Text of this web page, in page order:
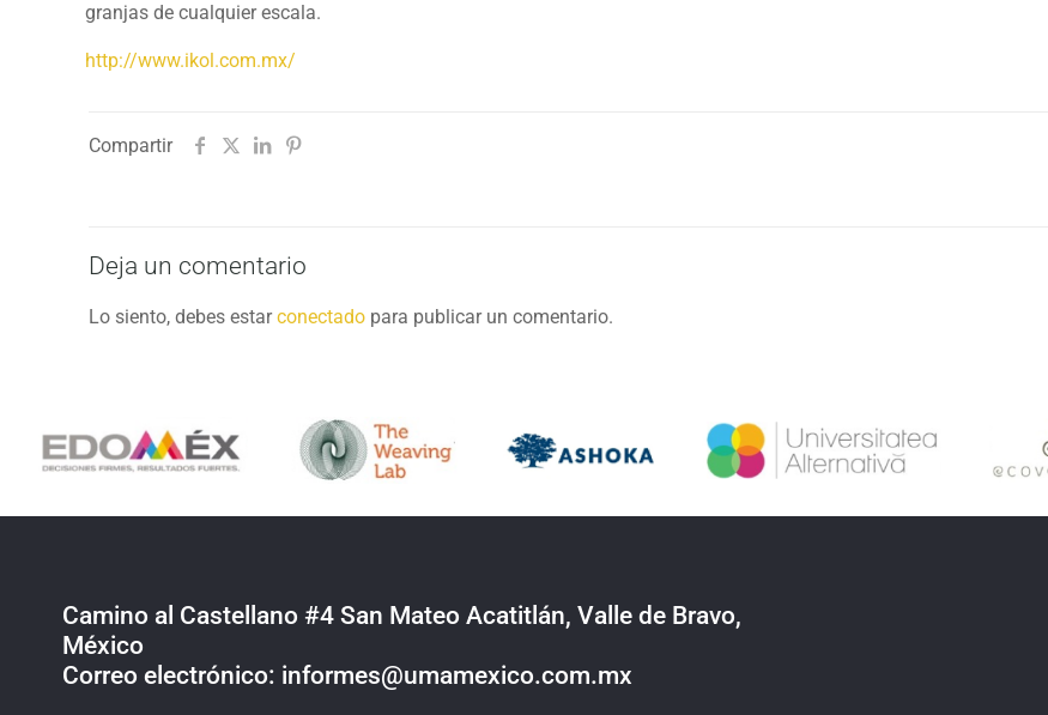
granjas de cualquier escala.
http://www.ikol.com.mx/
Compartir
Deja un comentario
Lo siento, debes estarconectado para publicar un comentario.
Camino al Castellano #4 San Mateo Acatitlán, Valle de Bravo,
México
Correo electrónico: informes@umamexico.com.mx